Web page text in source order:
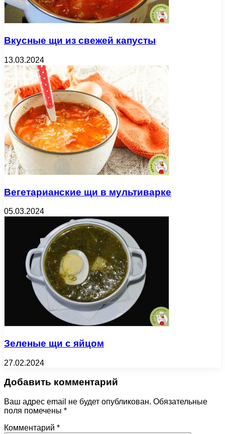
Вкусные щи из свежей капусты
13.03.2024
Вегетарианские щи в мультиварке
05.03.2024
Зеленые щи с яйцом
27.02.2024
Добавить комментарий
Ваш адрес email не будет опубликован. Обязательные
поля помечены *
Комментарий *